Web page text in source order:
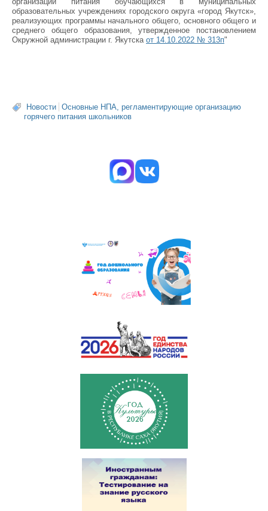
образовательных учреждениях городского округа «город Якутск»,
реализующих программы начального общего, основного общего и
среднего общего образования, утвержденное постановлением
Окружной администрации г. Якутска от 14.10.2022 № 313п"
Новости Основные НПА, регламентирующие организацию
горячего питания школьников